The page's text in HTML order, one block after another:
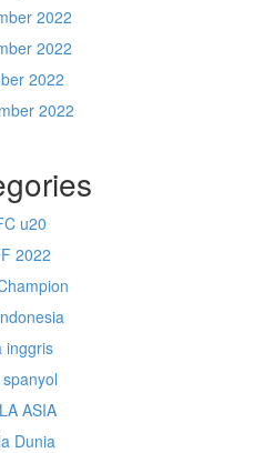
2022
2022
2022
2022
u20
2022
inggris
ASIA
Dunia